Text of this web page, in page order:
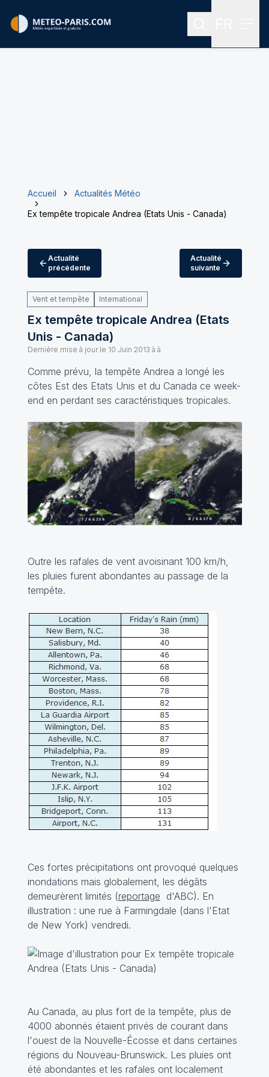
Rechercher
Accueil
Actualités Météo
Ex tempête tropicale Andrea (Etats Unis - Canada)
Actualité
précédente
Actualité
suivante
Vent et tempête International
Ex tempête tropicale Andrea (Etats
Unis - Canada)
Dernière mise à jour le 10 Juin 2013 à à
Comme prévu, la tempête Andrea a longé les
côtes Est des Etats Unis et du Canada ce week-
end en perdant ses caractéristiques tropicales.
Outre les rafales de vent avoisinant 100 km/h,
les pluies furent abondantes au passage de la
tempête.
Ces fortes précipitations ont provoqué quelques
inondations mais globalement, les dégâts
demeurèrent limités (reportage d'ABC). En
illustration : une rue à Farmingdale (dans l'Etat
de New York) vendredi.
Au Canada, au plus fort de la tempête, plus de
4000 abonnés étaient privés de courant dans
l'ouest de la Nouvelle-Écosse et dans certaines
régions du Nouveau-Brunswick. Les pluies ont
été abondantes et les rafales ont localement